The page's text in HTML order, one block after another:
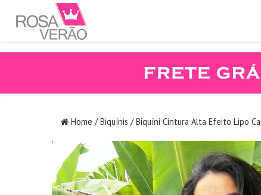
Home / Biquínis /Biquíni Cintura Alta Efeito Lipo